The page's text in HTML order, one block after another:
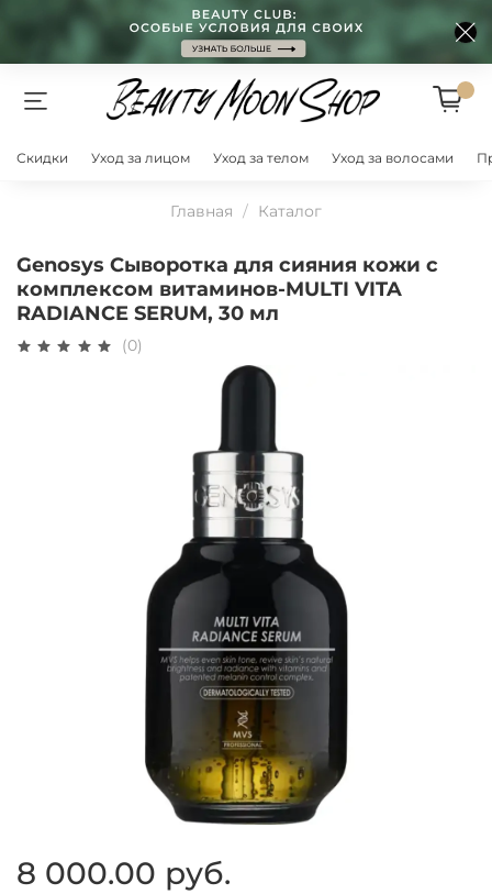
Скидки Уход за лицом Уход за телом Уход за волосами
Главная Каталог
Genosys Сыворотка для сияния кожи с
комплексом витаминов-MULTI VITA
RADIANCE SERUM, 30 мл
(0)
8 000.00 руб.